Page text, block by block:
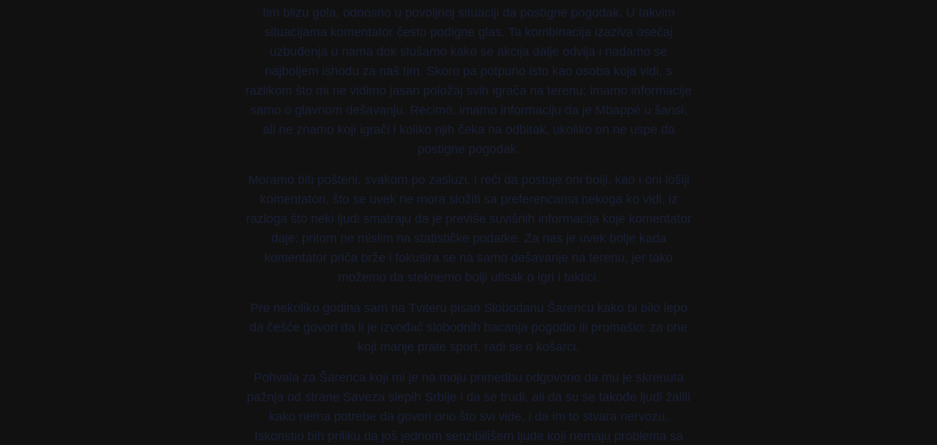
tim blizu gola, odnosno u povoljnoj situaciji da postigne pogodak. U takvim
situacijama komentator često podigne glas. Ta kombinacija izaziva osećaj
uzbuđenja u nama dok slušamo kako se akcija dalje odvija i nadamo se
najboljem ishodu za naš tim. Skoro pa potpuno isto kao osoba koja vidi, s
razlikom što mi ne vidimo jasan položaj svih igrača na terenu; imamo informacije
samo o glavnom dešavanju. Recimo, imamo informaciju da je Mbappé u šansi,
ali ne znamo koji igrači i koliko njih čeka na odbitak, ukoliko on ne uspe da
postigne pogodak.
Moramo biti pošteni, svakom po zasluzi, i reći da postoje oni bolji, kao i oni lošiji
komentatori, što se uvek ne mora složiti sa preferencama nekoga ko vidi, iz
razloga što neki ljudi smatraju da je previše suvišnih informacija koje komentator
daje; pritom ne mislim na statističke podatke. Za nas je uvek bolje kada
komentator priča brže i fokusira se na samo dešavanje na terenu, jer tako
možemo da steknemo bolji utisak o igri i taktici.
Pre nekoliko godina sam na Tviteru pisao Slobodanu Šarencu kako bi bilo lepo
da češće govori da li je izvođač slobodnih bacanja pogodio ili promašio; za one
koji manje prate sport, radi se o košarci.
Pohvala za Šarenca koji mi je na moju primedbu odgovorio da mu je skrenuta
pažnja od strane Saveza slepih Srbije i da se trudi, ali da su se takođe ljudi žalili
kako nema potrebe da govori ono što svi vide, i da im to stvara nervozu.
Iskoristio bih priliku da još jednom senzibilišem ljude koji nemaju problema sa